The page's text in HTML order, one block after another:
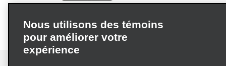
Nous utilisons des témoins
pour améliorer votre
expérience